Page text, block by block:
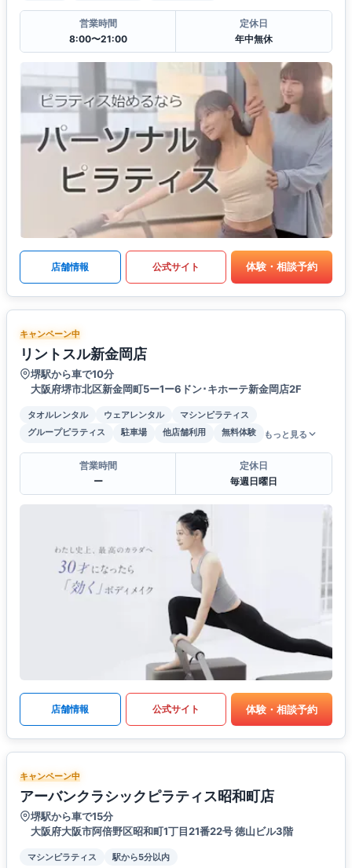
営業時間
8:00〜21:00
定休日
年中無休
店舗情報 公式サイト 体験・相談予約
キャンペーン中
リントスル新金岡店
堺駅から車で10分
大阪府堺市北区新金岡町5ー1ー6ドン･キホーテ新金岡店2F
タオルレンタル ウェアレンタル
マシンピラティス
グループピラティス
駐車場 他店舗利用 無料体験 もっと見る
営業時間
ー
定休日
毎週日曜日
店舗情報 公式サイト 体験・相談予約
キャンペーン中
アーバンクラシックピラティス昭和町店
堺駅から車で15分
大阪府大阪市阿倍野区昭和町1丁目21番22号 徳山ビル3階
マシンピラティス 駅から5分以内